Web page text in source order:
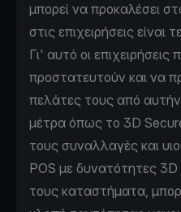
μπορεί να προκαλέσει
στις επιχειρήσεις είναι
Γι' αυτό οι
προστατευτούν και να
πελάτες τους από
μέτρα όπως το 3D
τους συναλλαγές και
POS με δυνατότητες
τους καταστήματα,